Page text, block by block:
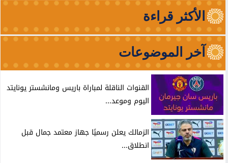
الأكثر قراءة
آخر الموضوعات
القنوات الناقلة لمباراة باريس ومانشستر يونايتد
اليوم وموعد...
الزمالك يعلن رسميًا جهاز معتمد جمال قبل
انطلاق...